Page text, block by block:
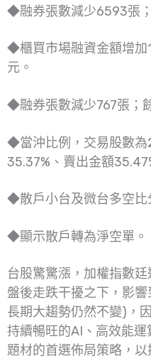
◆融券張數減少6593張
◆櫃買市場融資金額增加
元。
◆融券張數減少767張；
◆當沖比例，交易股數為
35.37%、賣出金額
◆散戶小台及微台多空比
◆顯示散戶轉為淨空單。
台股驚驚漲，加權指數
盤後走跌干擾之下，影
長期大趨勢仍然不變)，
持續暢旺的AI、高效能
題材的首選佈局策略，以